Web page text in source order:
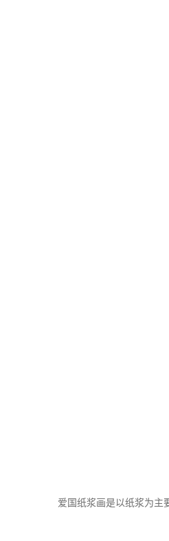
爱国纸浆画是以纸浆为主